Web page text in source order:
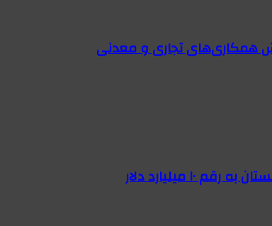
همکاری‌های تجاری و معدنی
۱۰ میلیارد دلار